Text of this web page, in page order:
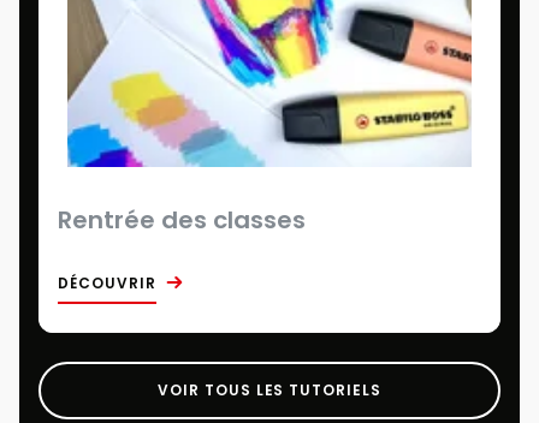
Rentrée des classes
DÉCOUVRIR
VOIR TOUS LES TUTORIELS